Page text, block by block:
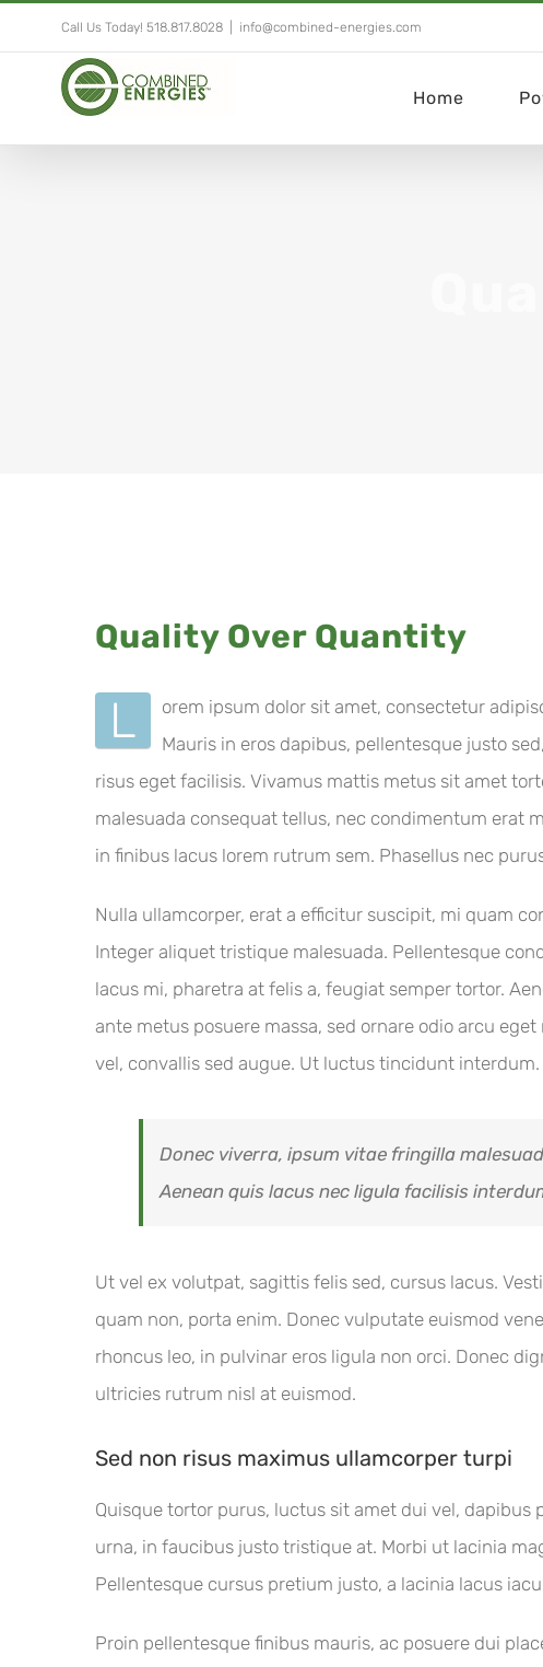
Call Us Today! 518.817.8028 info@combined-energies.com
Home
Larger
Quality Over Quantity
L
orem ipsum dolor sit amet, consectetur
Mauris in eros dapibus, pellentesque justo
risus eget facilisis. Vivamus mattis metus sit amet
malesuada consequat tellus, nec condimentum erat
in finibus lacus lorem rutrum sem. Phasellus nec
Nulla ullamcorper, erat a efficitur suscipit, mi quam
Integer aliquet tristique malesuada. Pellentesque
lacus mi, pharetra at felis a, feugiat semper tortor.
ante metus posuere massa, sed ornare odio arcu
vel, convallis sed augue. Ut luctus tincidunt interdum.
Donec viverra, ipsum vitae fringilla
Aenean quis lacus nec ligula facilisis
Ut vel ex volutpat, sagittis felis sed, cursus lacus.
quam non, porta enim. Donec vulputate euismod
rhoncus leo, in pulvinar eros ligula non orci. Donec
ultricies rutrum nisl at euismod.
Sed non risus maximus ullamcorper turpi
Quisque tortor purus, luctus sit amet dui vel,
urna, in faucibus justo tristique at. Morbi ut lacinia
Pellentesque cursus pretium justo, a lacinia lacus
Proin pellentesque finibus mauris, ac posuere dui